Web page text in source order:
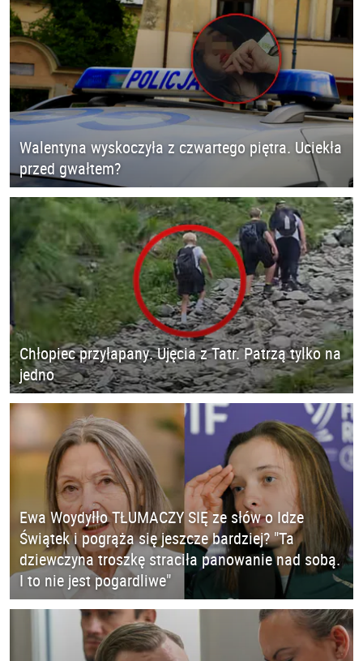
Walentyna wyskoczyła z czwartego piętra. Uciekła
przed gwałtem?
Chłopiec przyłapany. Ujęcia z Tatr. Patrzą tylko na
jedno
Ewa Woydyłło TŁUMACZY SIĘ ze słów o Idze
Świątek i pogrąża się jeszcze bardziej? "Ta
dziewczyna troszkę straciła panowanie nad sobą.
I to nie jest pogardliwe"